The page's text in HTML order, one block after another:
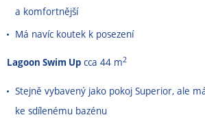
a komfortnější
Má navíc koutek k posezení
Lagoon Swim Up cca 44 m2
Stejně vybavený jako pokoj Superior, ale
ke sdílenému bazénu